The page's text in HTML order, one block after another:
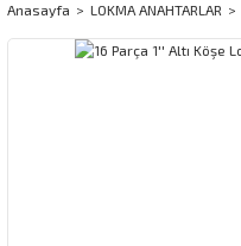
Anasayfa LOKMA ANAHTARLAR